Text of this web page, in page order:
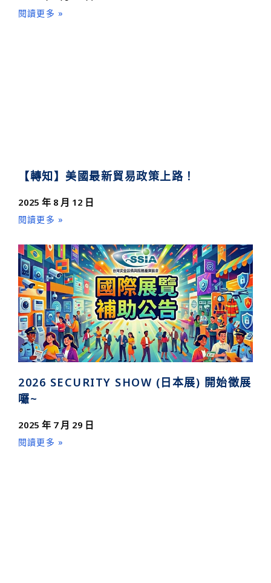
閱讀更多 »
【轉知】美國最新貿易政策上路！
2025 年 8 月 12 日
閱讀更多 »
2026 SECURITY SHOW (日本展) 開始徵展
囉~
2025 年 7 月 29 日
閱讀更多 »